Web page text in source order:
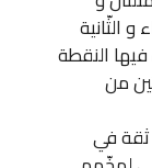
الثّانية
النقطة
من
ثقة في